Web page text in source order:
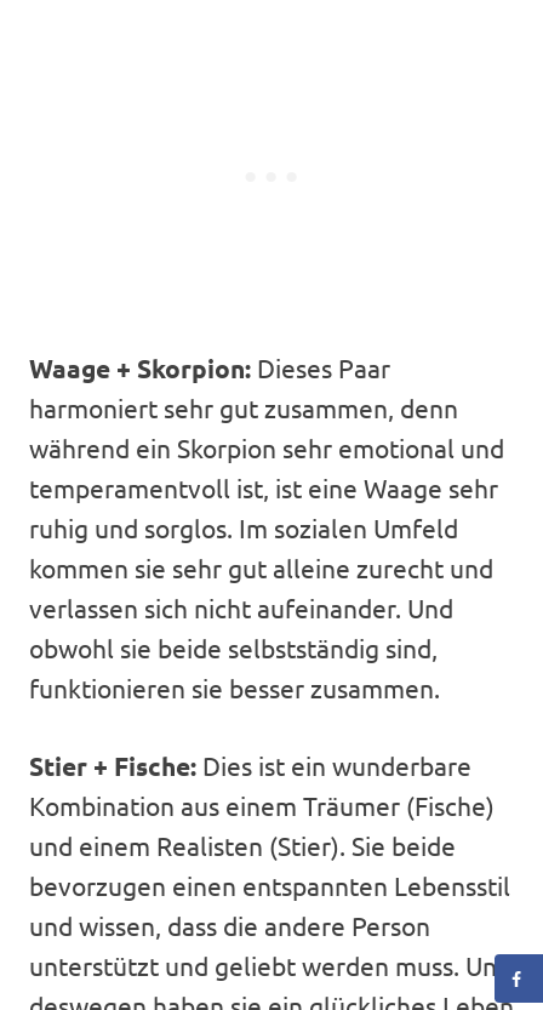
Waage + Skorpion: Dieses Paar
harmoniert sehr gut zusammen, denn
während ein Skorpion sehr emotional und
temperamentvoll ist, ist eine Waage sehr
ruhig und sorglos. Im sozialen Umfeld
kommen sie sehr gut alleine zurecht und
verlassen sich nicht aufeinander. Und
obwohl sie beide selbstständig sind,
funktionieren sie besser zusammen.
Stier + Fische: Dies ist ein wunderbare
Kombination aus einem Träumer (Fische)
und einem Realisten (Stier). Sie beide
bevorzugen einen entspannten Lebensstil
und wissen, dass die andere Person
unterstützt und geliebt werden muss. Und